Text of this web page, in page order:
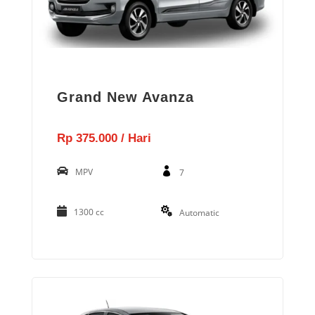
Grand New Avanza
Rp 375.000 / Hari
MPV 7
1300 cc Automatic